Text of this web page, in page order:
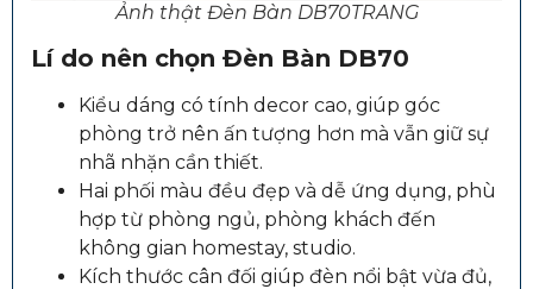
Ảnh thật Đèn Bàn DB70TRANG
Lí do nên chọn Đèn Bàn DB70
Kiểu dáng có tính decor cao, giúp góc
phòng trở nên ấn tượng hơn mà vẫn giữ sự
nhã nhặn cần thiết.
Hai phối màu đều đẹp và dễ ứng dụng, phù
hợp từ phòng ngủ, phòng khách đến
không gian homestay, studio.
Kích thước cân đối giúp đèn nổi bật vừa đủ,